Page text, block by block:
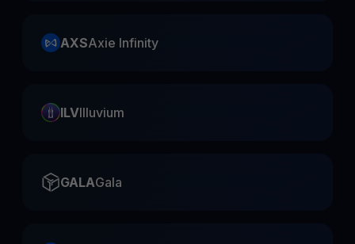
AXSAxie Infinity
ILVIlluvium
GALAGala